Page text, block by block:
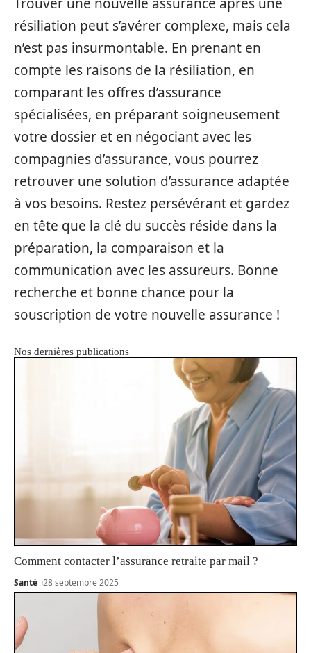
Trouver une nouvelle assurance après une
résiliation peut s’avérer complexe, mais cela
n’est pas insurmontable. En prenant en
compte les raisons de la résiliation, en
comparant les offres d’assurance
spécialisées, en préparant soigneusement
votre dossier et en négociant avec les
compagnies d’assurance, vous pourrez
retrouver une solution d’assurance adaptée
à vos besoins. Restez persévérant et gardez
en tête que la clé du succès réside dans la
préparation, la comparaison et la
communication avec les assureurs. Bonne
recherche et bonne chance pour la
souscription de votre nouvelle assurance !
Nos dernières publications
Comment contacter l’assurance retraite par mail ?
Santé 28 septembre 2025